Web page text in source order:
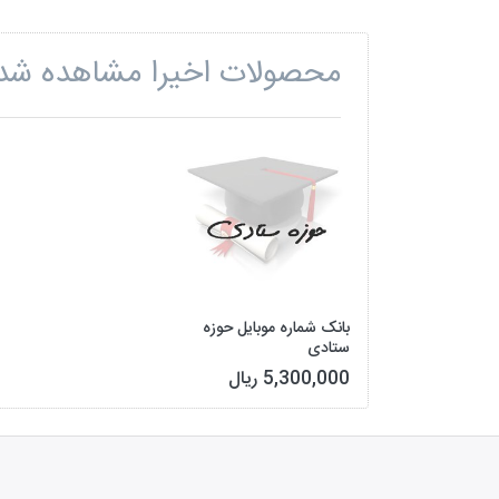
محصولات اخیرا مشاهده
بانک شماره موبایل حوزه
ستادی
5,300,000 ریال